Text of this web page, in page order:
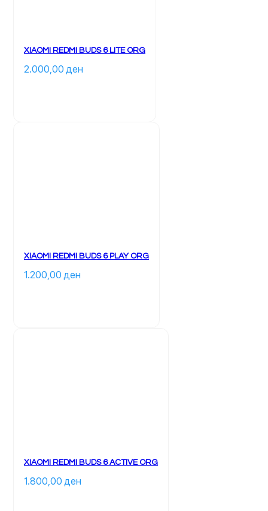
XIAOMI REDMI BUDS 6 LITE ORG
2.000,00 ден
XIAOMI REDMI BUDS 6 PLAY ORG
1.200,00 ден
XIAOMI REDMI BUDS 6 ACTIVE ORG
1.800,00 ден